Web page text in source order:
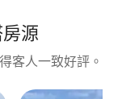
源
客人一致好評。